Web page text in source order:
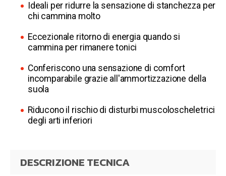
Ideali per ridurre la sensazione di stanchezza per
chi cammina molto
Eccezionale ritorno di energia quando si
cammina per rimanere tonici
Conferiscono una sensazione di comfort
incomparabile grazie all'ammortizzazione della
suola
Riducono il rischio di disturbi muscoloscheletrici
degli arti inferiori
DESCRIZIONE TECNICA